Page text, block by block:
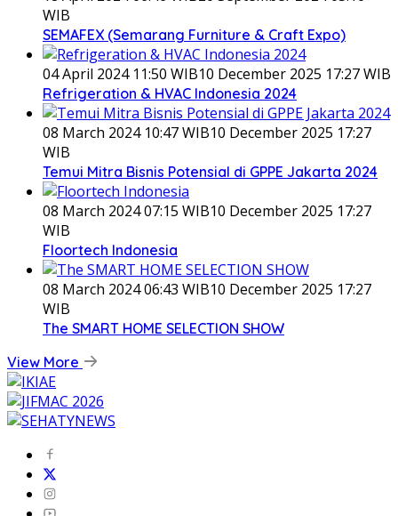
WIB
SEMAFEX (Semarang Furniture & Craft Expo)
04 April 2024 11:50 WIB10 December 2025 17:27 WIB
Refrigeration & HVAC Indonesia 2024
08 March 2024 10:47 WIB10 December 2025 17:27
WIB
Temui Mitra Bisnis Potensial di GPPE Jakarta 2024
08 March 2024 07:15 WIB10 December 2025 17:27
WIB
Floortech Indonesia
08 March 2024 06:43 WIB10 December 2025 17:27
WIB
The SMART HOME SELECTION SHOW
View More